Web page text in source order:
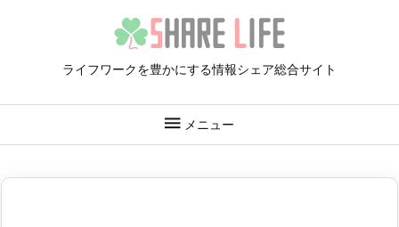
ライフワークを豊かにする情報シェア総合サイト
 メニュー